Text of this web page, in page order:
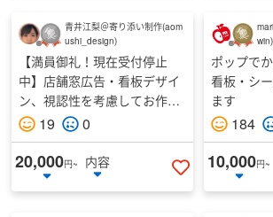
青井江梨＠寄り添い制作(aom
ushi_design)
【満員御礼！現在受付停止
中】店舗窓広告・看板デザイ
ン、視認性を考慮してお作り
します
19 0
20,000円~
内容
いいねする
win)
ポップで
看板・シ
ます
184
10,000円~